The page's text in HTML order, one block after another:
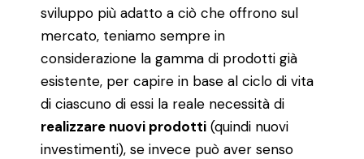
sviluppo più adatto a ciò che offrono sul
mercato, teniamo sempre in
considerazione la gamma di prodotti già
esistente, per capire in base al ciclo di vita
di ciascuno di essi la reale necessità di
realizzare nuovi prodotti (quindi nuovi
investimenti), se invece può aver senso